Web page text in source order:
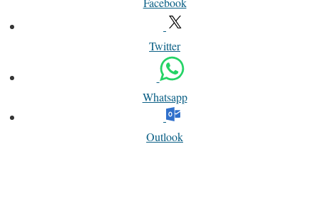
Twitter
Whatsapp
Outlook